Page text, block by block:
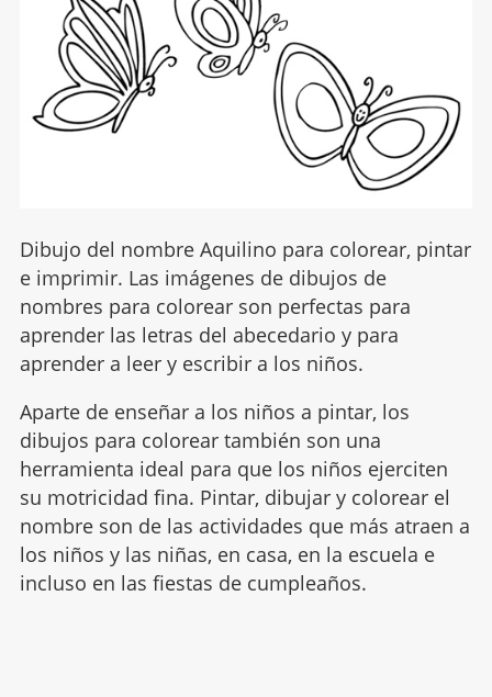
Dibujo del nombre Aquilino para colorear, pintar
e imprimir. Las imágenes de dibujos de
nombres para colorear son perfectas para
aprender las letras del abecedario y para
aprender a leer y escribir a los niños.
Aparte de enseñar a los niños a pintar, los
dibujos para colorear también son una
herramienta ideal para que los niños ejerciten
su motricidad fina. Pintar, dibujar y colorear el
nombre son de las actividades que más atraen a
los niños y las niñas, en casa, en la escuela e
incluso en las fiestas de cumpleaños.